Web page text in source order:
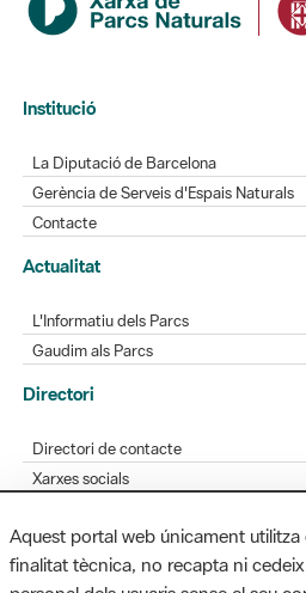
Institució
La Diputació de Barcelona
Gerència de Serveis d'Espais Naturals
Contacte
Actualitat
L'Informatiu dels Parcs
Gaudim als Parcs
Directori
Directori de contacte
Xarxes socials
Bústia de suggeriments
Opineu sobre els parcs
Aquest portal web únicament
finalitat tècnica, no recapta ni